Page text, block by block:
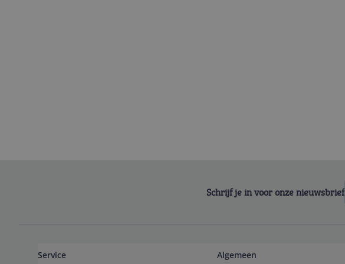
Schrijf je in voor onze nieuwsbrief
Service Algemeen